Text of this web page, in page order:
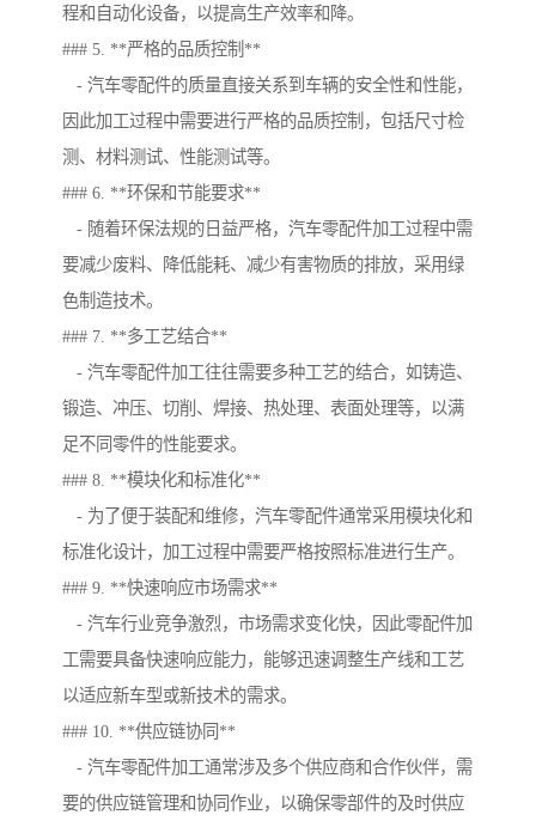
程和自动化设备，以提高生产效率和降。
### 5. **严格的品质控制**
- 汽车零配件的质量直接关系到车辆的安全性和性能，
因此加工过程中需要进行严格的品质控制，包括尺寸检
测、材料测试、性能测试等。
### 6. **环保和节能要求**
- 随着环保法规的日益严格，汽车零配件加工过程中需
要减少废料、降低能耗、减少有害物质的排放，采用绿
色制造技术。
### 7. **多工艺结合**
- 汽车零配件加工往往需要多种工艺的结合，如铸造、
锻造、冲压、切削、焊接、热处理、表面处理等，以满
足不同零件的性能要求。
### 8. **模块化和标准化**
- 为了便于装配和维修，汽车零配件通常采用模块化和
标准化设计，加工过程中需要严格按照标准进行生产。
### 9. **快速响应市场需求**
- 汽车行业竞争激烈，市场需求变化快，因此零配件加
工需要具备快速响应能力，能够迅速调整生产线和工艺
以适应新车型或新技术的需求。
### 10. **供应链协同**
- 汽车零配件加工通常涉及多个供应商和合作伙伴，需
要的供应链管理和协同作业，以确保零部件的及时供应